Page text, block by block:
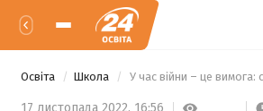
Освіта Школа